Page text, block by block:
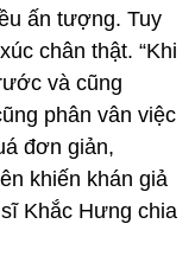
ấn tượng. Tuy
chân thật. “Khi
và cũng
phân vân việc
đơn giản,
khiến khán giả
Khắc Hưng chia